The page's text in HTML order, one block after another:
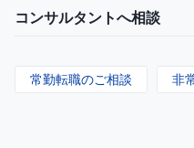
コンサルタントへ相談
常勤転職のご相談 非